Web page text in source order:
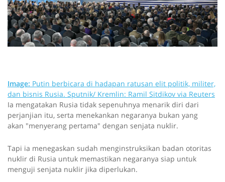
Image: Putin berbicara di hadapan ratusan elit politik, militer,
dan bisnis Rusia. Sputnik/ Kremlin: Ramil Sitdikov via Reuters
Ia mengatakan Rusia tidak sepenuhnya menarik diri dari
perjanjian itu, serta menekankan negaranya bukan yang
akan "menyerang pertama" dengan senjata nuklir.
Tapi ia menegaskan sudah menginstruksikan badan otoritas
nuklir di Rusia untuk memastikan negaranya siap untuk
menguji senjata nuklir jika diperlukan.